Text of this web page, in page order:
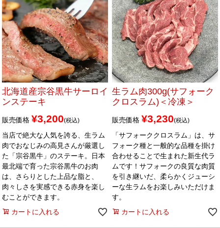
北海道産宗谷黒牛サーロイ
ンステーキ
販売価格 ¥3,200 税込
当店で絶大な人気を誇る、生ラム
肉でおなじみの高見さんが厳選し
た「宗谷黒牛」のステーキ。日本
最北端で育った宗谷黒牛のお肉
は、さらりとした上品な脂と、
肉々しさを実感できる赤身を楽し
むことができます。
カートに入れる
生ラム肉300g(サフォーク
クロスラム)＜冷凍＞
販売価格 ¥3,230 税込
「サフォーククロスラム」は、サ
フォーク種と一般的な品種を掛け
合わせることで生まれた新生代ラ
ムです！サフォークの良質な肉質
を引き継いだ、柔らかくジューシ
ーな生ラムをお楽しみいただけま
す。
カートに入れる